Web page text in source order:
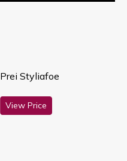
Prei Styliafoe
View Price